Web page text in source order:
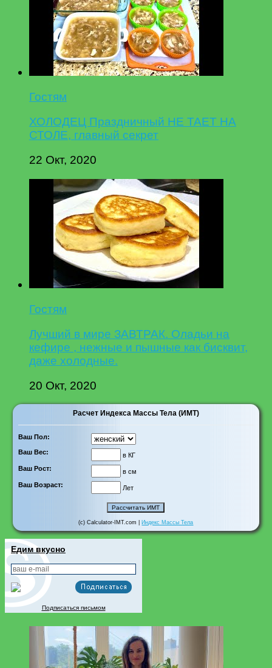
Гостям
ХОЛОДЕЦ Праздничный НЕ ТАЕТ НА
СТОЛЕ, главный секрет
22 Окт, 2020
Гостям
Лучший в мире ЗАВТРАК. Оладьи на
кефире , нежные и пышные как бисквит,
даже холодные.
20 Окт, 2020
Расчет Индекса Массы Тела (ИМТ)
Ваш Пол:
Ваш Вес:
в КГ
Ваш Рост:
в см
Ваш Возраст:
Лет
(c) Calculator-IMT.com | Индекс Массы Тела
Едим вкусно
Подписаться письмом